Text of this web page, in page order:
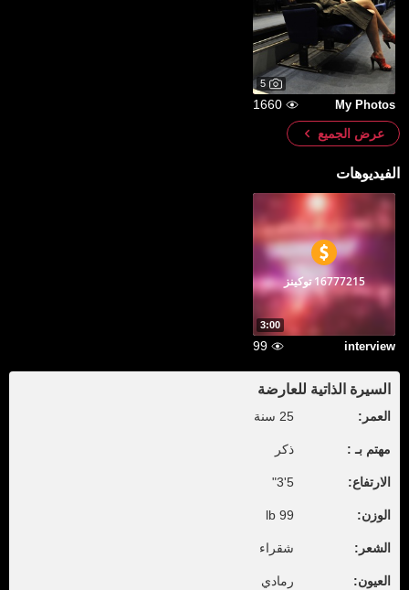
5
My Photos
1660
عرض الجميع
الفيديوهات
3:00
16777215 توكينز
interview
99
السيرة الذاتية للعارضة
العمر: 25 سنة
مهتم بـ : ذكر
الارتفاع: 5'3"
الوزن: 99 lb
الشعر: شقراء
العيون: رمادي